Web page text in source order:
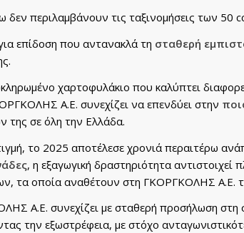
δεν περιλαμβάνουν τις ταξινομήσεις των 50
επίδοση που αντανακλά τη σταθερή
χαρτοφυλάκιο που καλύπτει
Α.Ε. συνεχίζει να επενδύει στην
της σε όλη την Ελλάδα.
το 2025 αποτέλεσε χρονιά περαιτέρω
, η εξαγωγική δραστηριότητα αντιστοιχεί
τα οποία αναθέτουν στη ΓΚΟΡΓΚΟΛΗΣ Α.Ε.
Α.Ε. συνεχίζει με σταθερή προσήλωση στη
την εξωστρέφεια, με στόχο